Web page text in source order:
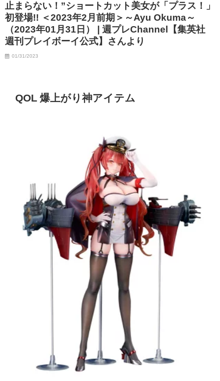
止まらない！”ショートカット美女が「プラス！」
初登場!! ＜2023年2月前期＞～Ayu Okuma～
（2023年01月31日） | 週プレChannel【集英社
週刊プレイボーイ公式】さんより
01/31/2023
QOL 爆上がり神アイテム